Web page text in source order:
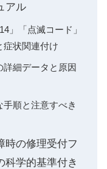
アル
」「点滅コード」
症状関連付け
細データと原因
順と注意すべき
時の修理受付フ
科学的基準付き